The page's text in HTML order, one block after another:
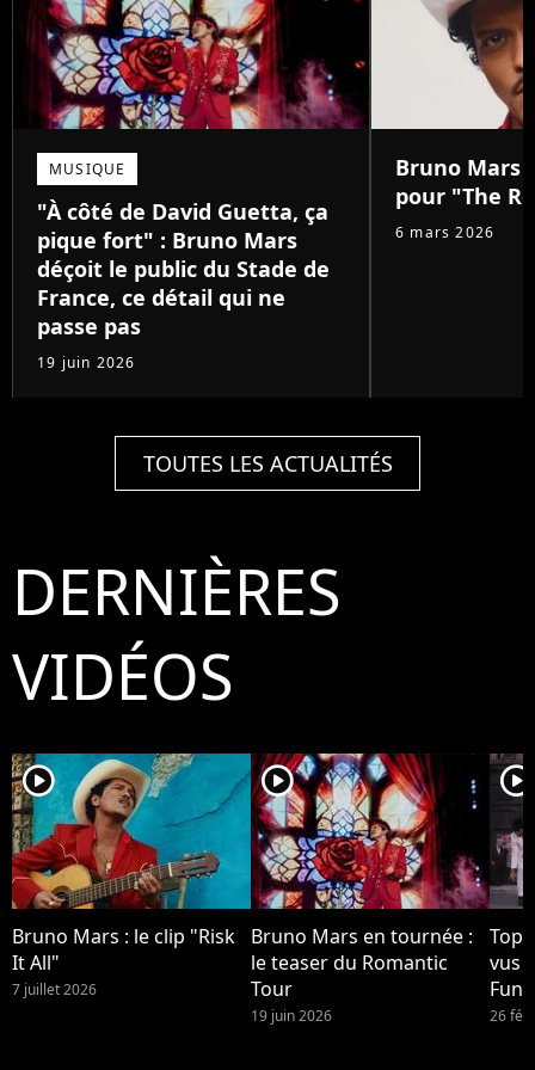
MUSIQUE
"À côté de David Guetta, ça
pique fort" : Bruno Mars
déçoit le public du Stade de
France, ce détail qui ne
passe pas
19 juin 2026
Bruno Mars
pour "The
6 mars 2026
TOUTES LES ACTUALITÉS
DERNIÈRES
VIDÉOS
player2
Bruno Mars : le clip "Risk
It All"
7 juillet 2026
player2
Bruno Mars en tournée :
le teaser du Romantic
Tour
19 juin 2026
player2
Top
vus
26